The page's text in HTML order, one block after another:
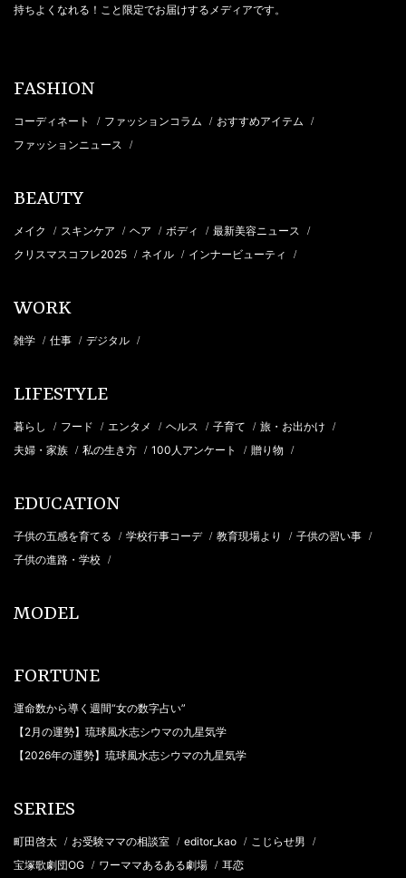
持ちよくなれる！こと限定でお届けするメディアです。
FASHION
コーディネート / ファッションコラム / おすすめアイテム /
ファッションニュース /
BEAUTY
メイク / スキンケア / ヘア / ボディ / 最新美容ニュース /
クリスマスコフレ2025 / ネイル / インナービューティ /
WORK
雑学 / 仕事 / デジタル /
LIFESTYLE
暮らし / フード / エンタメ / ヘルス / 子育て / 旅・お出かけ /
夫婦・家族 / 私の生き方 / 100人アンケート / 贈り物 /
EDUCATION
子供の五感を育てる / 学校行事コーデ / 教育現場より / 子供の習い事 /
子供の進路・学校 /
MODEL
FORTUNE
運命数から導く週間“女の数字占い”
【2月の運勢】琉球風水志シウマの九星気学
【2026年の運勢】琉球風水志シウマの九星気学
SERIES
町田啓太 / お受験ママの相談室 / editor_kao / こじらせ男 /
宝塚歌劇団OG / ワーママあるある劇場 / 耳恋